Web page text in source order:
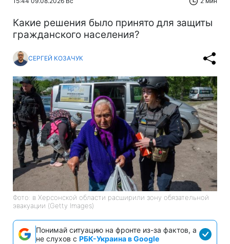
Какие решения было принято для защиты
гражданского населения?
СЕРГЕЙ КОЗАЧУК
Фото: в Херсонской области расширили зону обязательной
эвакуации (Getty Images)
Понимай ситуацию на фронте из-за фактов, а
не слухов с РБК-Украина в Google